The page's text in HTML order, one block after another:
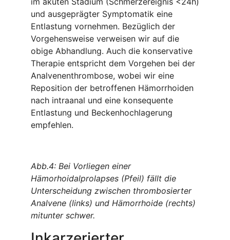
und ausgeprägter Symptomatik eine
Entlastung vornehmen. Bezüglich der
Vorgehensweise verweisen wir auf die
obige Abhandlung. Auch die konservative
Therapie entspricht dem Vorgehen bei der
Analvenenthrombose, wobei wir eine
Reposition der betroffenen Hämorrhoiden
nach intraanal und eine konsequente
Entlastung und Beckenhochlagerung
empfehlen.
Abb.4: Bei Vorliegen einer
Hämorhoidalprolapses (Pfeil) fällt die
Unterscheidung zwischen thrombosierter
Analvene (links) und Hämorrhoide (rechts)
mitunter schwer.